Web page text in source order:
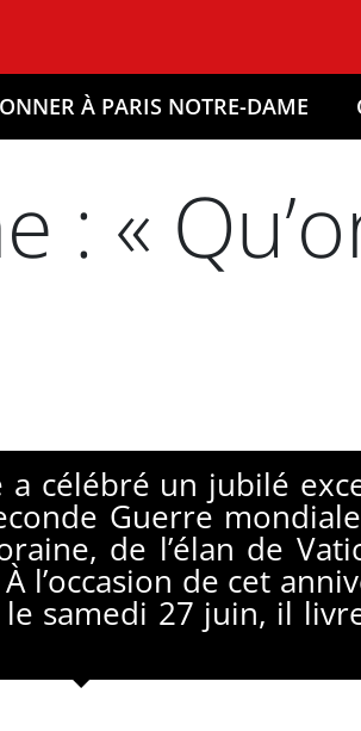
À PARIS NOTRE-DAME
: «
a célébré un jubilé
Guerre
de l’élan de
de cet
samedi 27 juin, il